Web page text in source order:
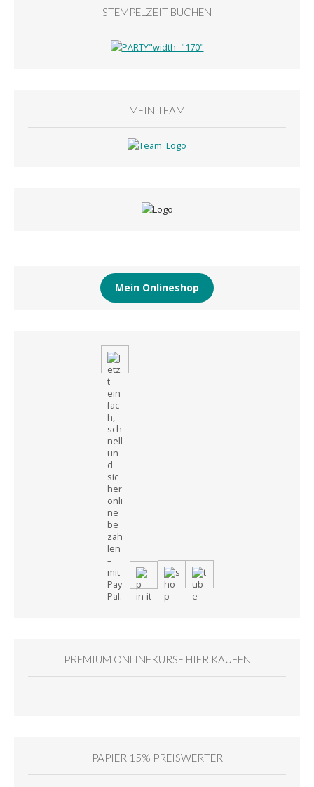
STEMPELZEIT BUCHEN
MEIN TEAM
Mein Onlineshop
PREMIUM ONLINEKURSE HIER KAUFEN
PAPIER 15% PREISWERTER